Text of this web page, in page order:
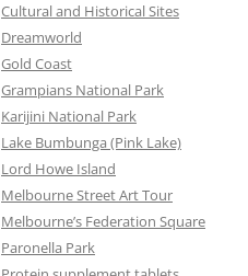
Cultural and Historical Sites
Dreamworld
Gold Coast
Grampians National Park
Karijini National Park
Lake Bumbunga (Pink Lake)
Lord Howe Island
Melbourne Street Art Tour
Melbourne’s Federation Square
Paronella Park